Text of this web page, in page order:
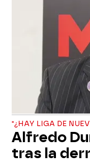
"¿HAY LIGA DE
Alfredo
tras la